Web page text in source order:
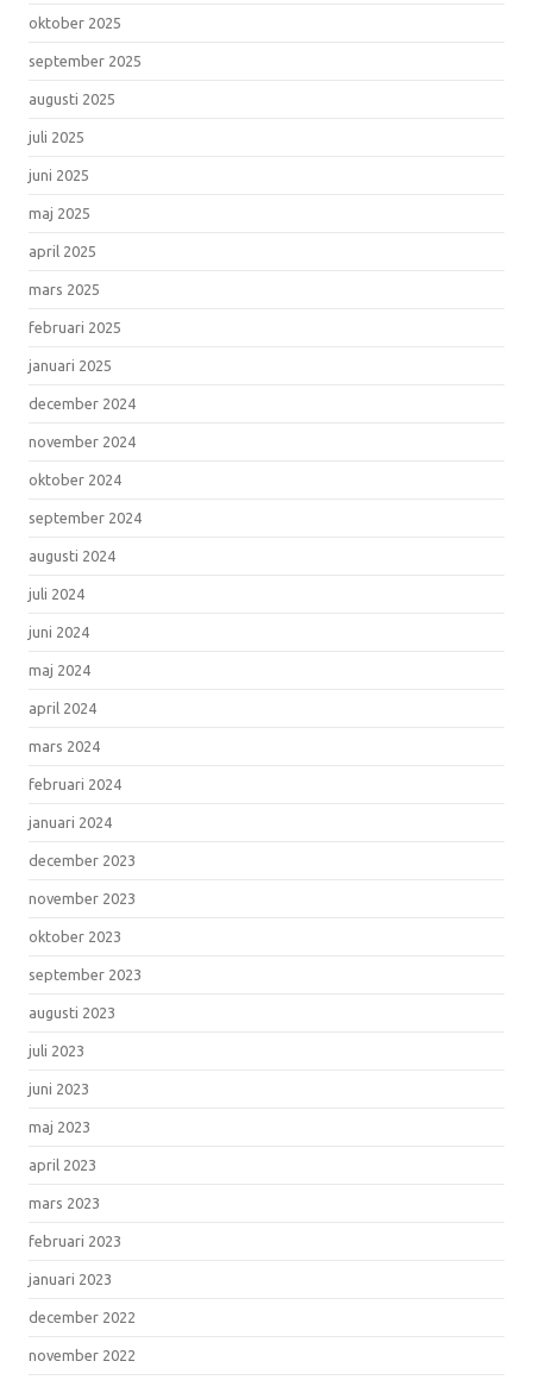
oktober 2025
september 2025
augusti 2025
juli 2025
juni 2025
maj 2025
april 2025
mars 2025
februari 2025
januari 2025
december 2024
november 2024
oktober 2024
september 2024
augusti 2024
juli 2024
juni 2024
maj 2024
april 2024
mars 2024
februari 2024
januari 2024
december 2023
november 2023
oktober 2023
september 2023
augusti 2023
juli 2023
juni 2023
maj 2023
april 2023
mars 2023
februari 2023
januari 2023
december 2022
november 2022